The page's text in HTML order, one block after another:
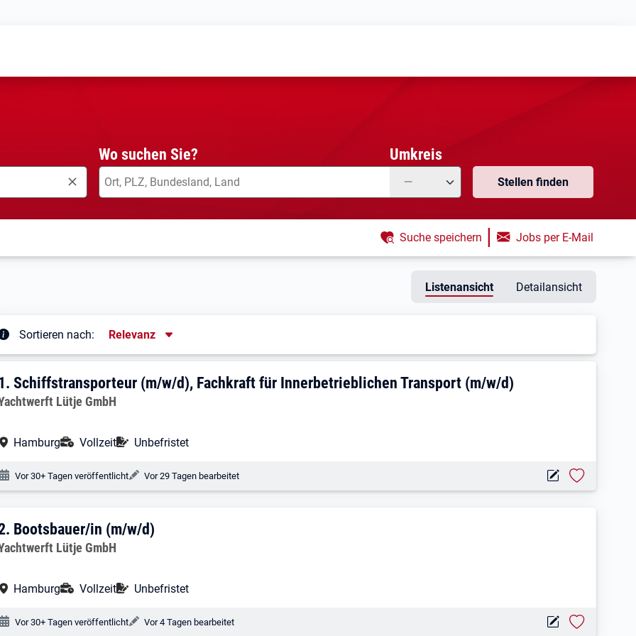
Wo suchen Sie? Umkreis
— Stellen finden
Suche speichern | Jobs per E-Mail
Listenansicht Detailansicht
Sortieren nach: Sortierung
Relevanz
Ergebnis: Schiffstransporteur (m/w/d), Fachkraft für Innerbetrieblichen
Schiffstransporteur (m/w/d), Fachkraft für Innerbetrieblichen Transport (m/w/d)
Lütje GmbH
Arbeitsort:
Hamburg Anstellungsart:
Vollzeit Befristung:
Unbefristet
Veröffentlichungsdatum:
Vor 30+ Tagen veröffentlicht Änderungsdatum:
Vor 29 Tagen bearbeitet
Ergebnis: Bootsbauer/in (m/w/d)
Bootsbauer/in (m/w/d)
Lütje GmbH
Arbeitsort:
Hamburg Anstellungsart:
Vollzeit Befristung:
Unbefristet
Veröffentlichungsdatum:
Vor 30+ Tagen veröffentlicht Änderungsdatum:
Vor 4 Tagen bearbeitet